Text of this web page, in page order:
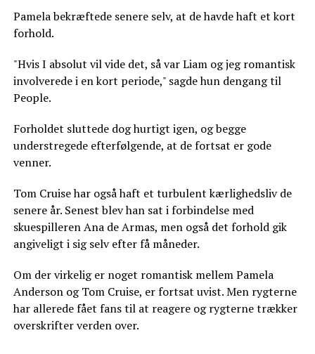
Pamela bekræftede senere selv, at de havde haft et kort
forhold.
"Hvis I absolut vil vide det, så var Liam og jeg romantisk
involverede i en kort periode," sagde hun dengang til
People.
Forholdet sluttede dog hurtigt igen, og begge
understregede efterfølgende, at de fortsat er gode
venner.
Tom Cruise har også haft et turbulent kærlighedsliv de
senere år. Senest blev han sat i forbindelse med
skuespilleren Ana de Armas, men også det forhold gik
angiveligt i sig selv efter få måneder.
Om der virkelig er noget romantisk mellem Pamela
Anderson og Tom Cruise, er fortsat uvist. Men rygterne
har allerede fået fans til at reagere og rygterne trækker
overskrifter verden over.